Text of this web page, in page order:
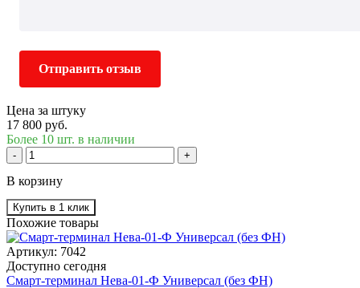
Отправить отзыв
Цена за штуку
17 800 руб.
Более 10 шт. в наличии
- +
В корзину
Купить в 1 клик
Похожие товары
Артикул: 7042
Доступно сегодня
Смарт-терминал Нева-01-Ф Универсал (без ФН)